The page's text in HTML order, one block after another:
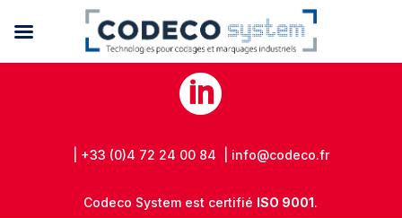

| +33 (0)4 72 24 00 84 | info@codeco.fr
Codeco System est certifié ISO 9001.